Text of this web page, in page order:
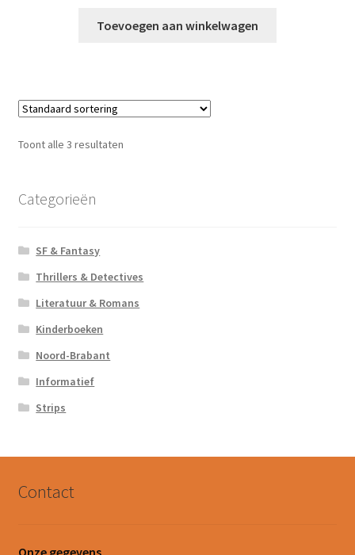
Toevoegen aan winkelwagen
Toont alle 3 resultaten
Categorieën
SF & Fantasy
Thrillers & Detectives
Literatuur & Romans
Kinderboeken
Noord-Brabant
Informatief
Strips
Contact